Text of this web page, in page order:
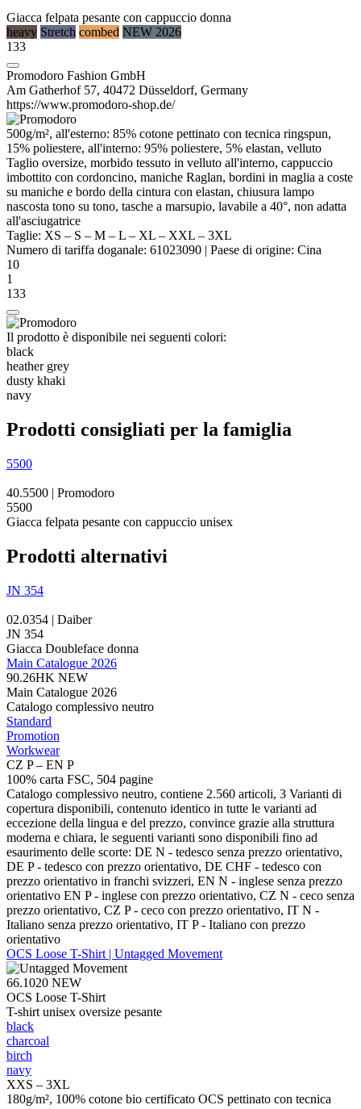
Giacca felpata pesante con cappuccio donna
heavy Stretch combed NEW 2026
133
Promodoro Fashion GmbH
Am Gatherhof 57, 40472 Düsseldorf, Germany
https://www.promodoro-shop.de/
500g/m², all'esterno: 85% cotone pettinato con tecnica ringspun,
15% poliestere, all'interno: 95% poliestere, 5% elastan, velluto
Taglio oversize, morbido tessuto in velluto all'interno, cappuccio
imbottito con cordoncino, maniche Raglan, bordini in maglia a coste
su maniche e bordo della cintura con elastan, chiusura lampo
nascosta tono su tono, tasche a marsupio, lavabile a 40°, non adatta
all'asciugatrice
Taglie: XS – S – M – L – XL – XXL – 3XL
Numero di tariffa doganale: 61023090 | Paese di origine: Cina
10
1
133
Il prodotto è disponibile nei seguenti colori:
black
heather grey
dusty khaki
navy
Prodotti consigliati per la famiglia
5500
40.5500 | Promodoro
5500
Giacca felpata pesante con cappuccio unisex
Prodotti alternativi
JN 354
02.0354 | Daiber
JN 354
Giacca Doubleface donna
Main Catalogue 2026
90.26HK NEW
Main Catalogue 2026
Catalogo complessivo neutro
Standard
Promotion
Workwear
CZ P – EN P
100% carta FSC, 504 pagine
Catalogo complessivo neutro, contiene 2.560 articoli, 3 Varianti di
copertura disponibili, contenuto identico in tutte le varianti ad
eccezione della lingua e del prezzo, convince grazie alla struttura
moderna e chiara, le seguenti varianti sono disponibili fino ad
esaurimento delle scorte: DE N - tedesco senza prezzo orientativo,
DE P - tedesco con prezzo orientativo, DE CHF - tedesco con
prezzo orientativo in franchi svizzeri, EN N - inglese senza prezzo
orientativo EN P - inglese con prezzo orientativo, CZ N - ceco senza
prezzo orientativo, CZ P - ceco con prezzo orientativo, IT N -
Italiano senza prezzo orientativo, IT P - Italiano con prezzo
orientativo
OCS Loose T-Shirt | Untagged Movement
66.1020 NEW
OCS Loose T-Shirt
T-shirt unisex oversize pesante
black
charcoal
birch
navy
XXS – 3XL
180g/m², 100% cotone bio certificato OCS pettinato con tecnica